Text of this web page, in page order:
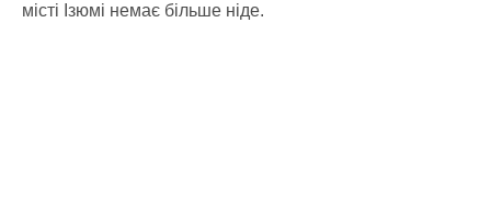
місті Ізюмі немає більше ніде.